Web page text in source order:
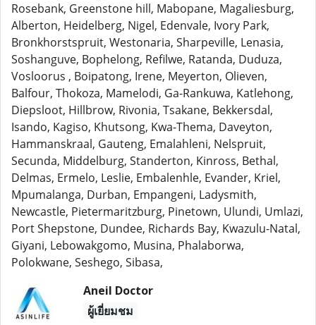
Rosebank, Greenstone hill, Mabopane, Magaliesburg,
Alberton, Heidelberg, Nigel, Edenvale, Ivory Park,
Bronkhorstspruit, Westonaria, Sharpeville, Lenasia,
Soshanguve, Bophelong, Refilwe, Ratanda, Duduza,
Vosloorus , Boipatong, Irene, Meyerton, Olieven,
Balfour, Thokoza, Mamelodi, Ga-Rankuwa, Katlehong,
Diepsloot, Hillbrow, Rivonia, Tsakane, Bekkersdal,
Isando, Kagiso, Khutsong, Kwa-Thema, Daveyton,
Hammanskraal, Gauteng, Emalahleni, Nelspruit,
Secunda, Middelburg, Standerton, Kinross, Bethal,
Delmas, Ermelo, Leslie, Embalenhle, Evander, Kriel,
Mpumalanga, Durban, Empangeni, Ladysmith,
Newcastle, Pietermaritzburg, Pinetown, Ulundi, Umlazi,
Port Shepstone, Dundee, Richards Bay, Kwazulu-Natal,
Giyani, Lebowakgomo, Musina, Phalaborwa,
Polokwane, Seshego, Sibasa,
Aneil Doctor
ผู้เยี่ยมชม